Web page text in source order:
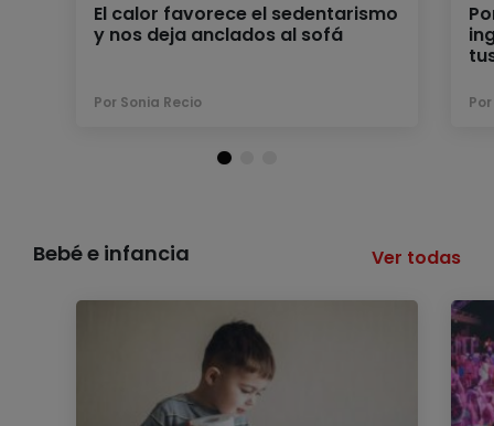
El calor favorece el sedentarismo
y nos deja anclados al sofá
Por Sonia Recio
Bebé e infancia Ver todas